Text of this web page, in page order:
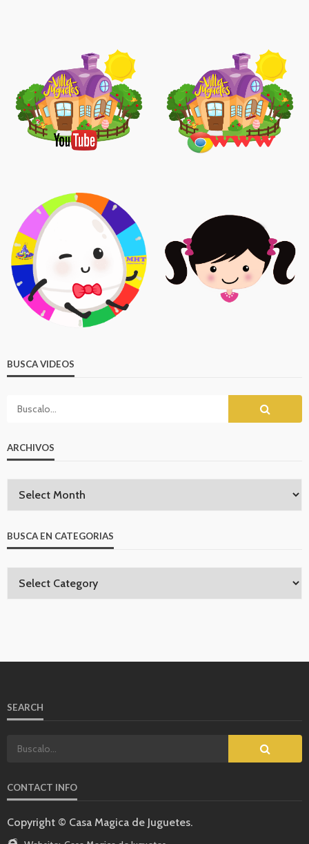
BUSCA VIDEOS
ARCHIVOS
BUSCA EN CATEGORIAS
SEARCH
CONTACT INFO
Copyright © Casa Magica de Juguetes.